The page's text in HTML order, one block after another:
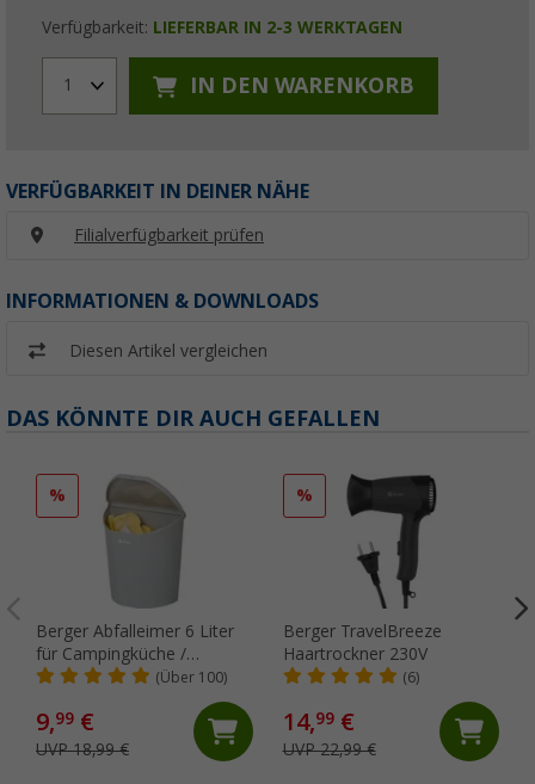
Verfügbarkeit: LIEFERBAR IN 2-3 WERKTAGEN
1 IN DEN WARENKORB
VERFÜGBARKEIT IN DEINER NÄHE
Filialverfügbarkeit prüfen
INFORMATIONEN & DOWNLOADS
Diesen Artikel vergleichen
DAS KÖNNTE DIR AUCH GEFALLEN
%
Berger Abfalleimer 6 Liter
für Campingküche /
Wohnwagen-Tür(Über 100)
9,99 €
UVP 18,99 €
%
Berger TravelBreeze
Haartrockner 230V
(6)
14,99€
UVP 22,99 €